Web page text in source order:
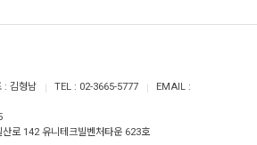
: 김형남 TEL : 02-3665-5777
EMAIL :
로 142 유니테크빌벤처타운 623호